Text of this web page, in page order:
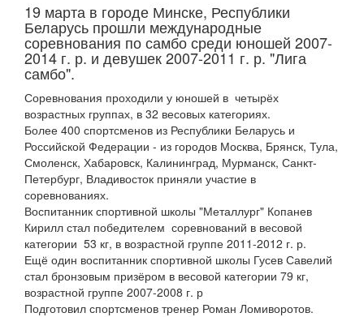
19 марта в городе Минске, Республики
Беларусь прошли международные
соревнования по самбо среди юношей 2007-
2014 г. р. и девушек 2007-2011 г. р. "Лига
самбо".
Соревнования проходили у юношей в четырёх
возрастных группах, в 32 весовых категориях.
Более 400 спортсменов из Республики Беларусь и
Российской Федерации - из городов Москва, Брянск, Тула,
Смоленск, Хабаровск, Калининград, Мурманск, Санкт-
Петербург, Владивосток приняли участие в
соревнованиях.
Воспитанник спортивной школы "Металлург" Копанев
Кирилл стал победителем соревнований в весовой
категории 53 кг, в возрастной группе 2011-2012 г. р.
Ещё один воспитанник спортивной школы Гусев Савелий
стал бронзовым призёром в весовой категории 79 кг,
возрастной группе 2007-2008 г. р
Подготовил спортсменов тренер Роман Ломиворотов.